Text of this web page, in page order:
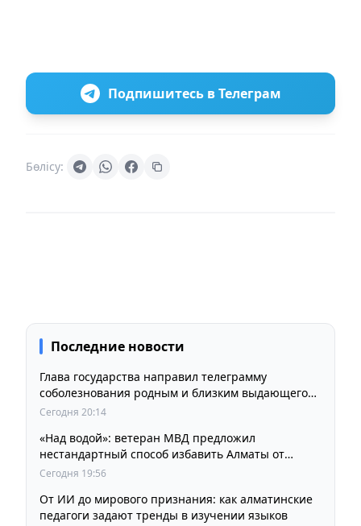
Подпишитесь в Телеграм
Бөлісу:
Последние новости
Глава государства направил телеграмму
соболезнования родным и близким выдающегося
кинорежиссера Ардака Амиркулова
Сегодня 20:14
«Над водой»: ветеран МВД предложил
нестандартный способ избавить Алматы от
пробок и смога
Сегодня 19:56
От ИИ до мирового признания: как алматинские
педагоги задают тренды в изучении языков